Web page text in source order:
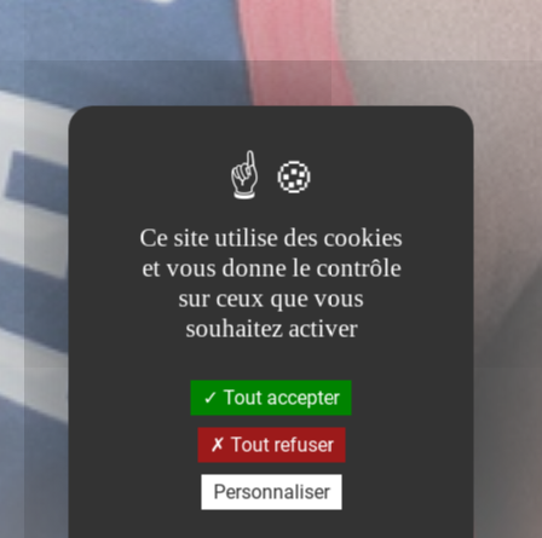
Ce site utilise des cookies
et vous donne le contrôle
sur ceux que vous
souhaitez activer
Tout accepter
Tout refuser
Personnaliser